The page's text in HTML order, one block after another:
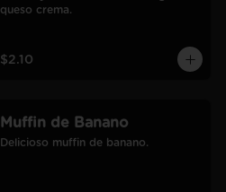
queso crema.
$2.10
Muffin de Banano
Delicioso muffin de banano.